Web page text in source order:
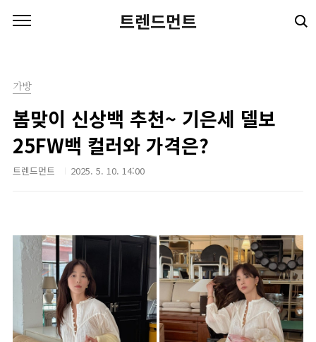
트렌드먼트
가방
봄맞이 신상백 추천~ 기은세 델보
25FW백 컬러와 가격은?
트렌드먼트 2025. 5. 10. 14:00